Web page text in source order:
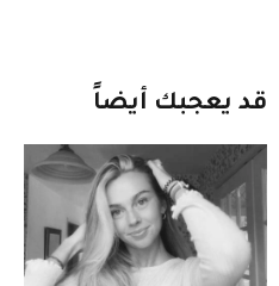
قد يعجبك أيضاً